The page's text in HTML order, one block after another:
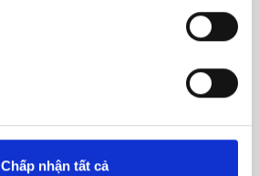
Chấp nhận tất cả